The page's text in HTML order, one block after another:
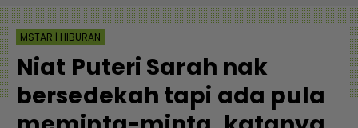
MSTAR | HIBURAN
Niat Puteri Sarah nak
bersedekah tapi ada pula